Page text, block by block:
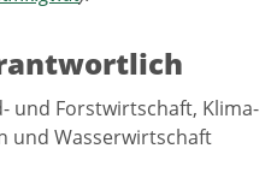
und Forstwirtschaft, Klima-
und Wasserwirtschaft